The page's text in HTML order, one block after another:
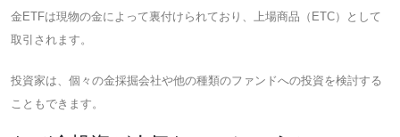
金ETFは現物の金によって裏付けられており、上場商品（ETC）として
取引されます。
投資家は、個々の金採掘会社や他の種類のファンドへの投資を検討する
こともできます。